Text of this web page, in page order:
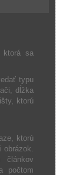
ktorá sa
typu
dĺžka
ktorú
ktorú
článkov
počtom